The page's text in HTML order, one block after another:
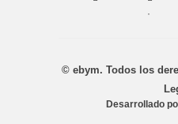
© ebym. Todos los
Desarrollado